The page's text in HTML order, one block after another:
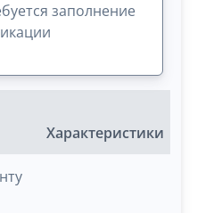
заполнение
Характеристики